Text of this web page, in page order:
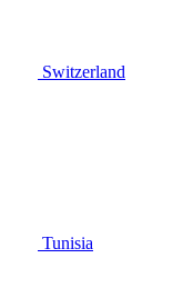
Switzerland
Tunisia